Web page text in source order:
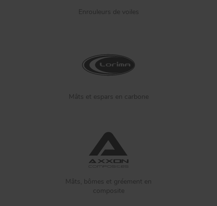
Enrouleurs de voiles
Mâts et espars en carbone
Mâts, bômes et gréement en
composite